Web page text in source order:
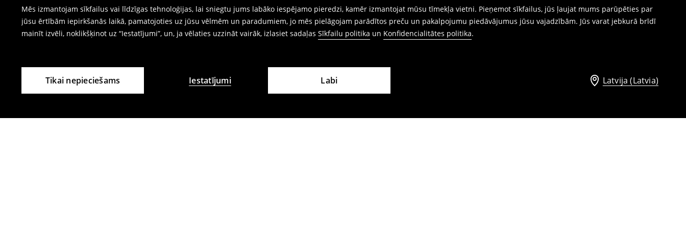
Mēs izmantojam sīkfailus vai līdzīgas tehnoloģijas, lai sniegtu jums labāko iespējamo pieredzi, kamēr izmantojat mūsu tīmekļa vietni. Pieņemot sīkfailus, jūs ļaujat mums parūpēties par
jūsu ērtībām iepirkšanās laikā, pamatojoties uz jūsu vēlmēm un paradumiem, jo mēs pielāgojam parādītos preču un pakalpojumu piedāvājumus jūsu vajadzībām. Jūs varat jebkurā brīdī
mainīt izvēli, noklikšķinot uz “Iestatījumi”, un, ja vēlaties uzzināt vairāk, izlasiet sadaļas Sīkfailu politika un Konfidencialitātes politika.
Tikai nepieciešams Iestatījumi Labi Latvija (Latvia)